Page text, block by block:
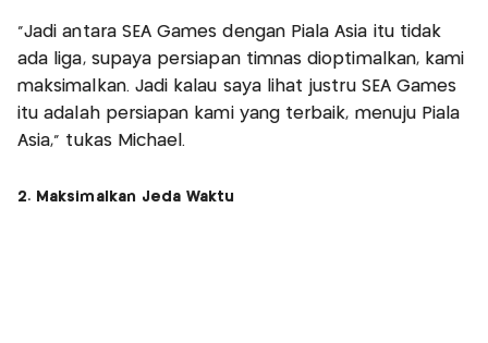
"Jadi antara SEA Games dengan Piala Asia itu tidak
ada liga, supaya persiapan timnas dioptimalkan, kami
maksimalkan. Jadi kalau saya lihat justru SEA Games
itu adalah persiapan kami yang terbaik, menuju Piala
Asia," tukas Michael.
2. Maksimalkan Jeda Waktu